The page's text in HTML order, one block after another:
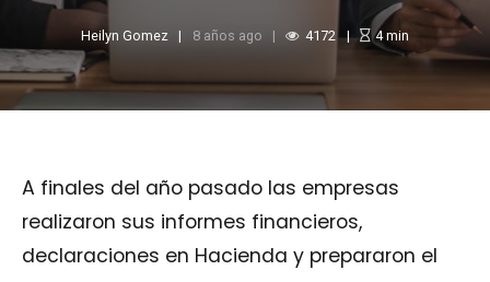
Heilyn Gomez 8 años ago 4172 4min
A finales del año pasado las empresas
realizaron sus informes financieros,
declaraciones en Hacienda y prepararon el